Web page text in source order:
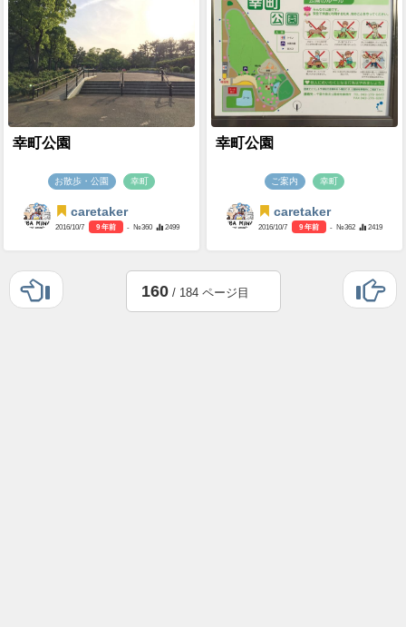
幸町公園
お散歩・公園 幸町
caretaker
2016/10/7 9 年前 - №360 2499
幸町公園
ご案内 幸町
caretaker
2016/10/7 9 年前 - №362 2419
160/ 184 ページ目